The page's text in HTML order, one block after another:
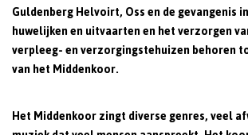
Guldenberg Helvoirt, Oss en de gevangenis
huwelijken en uitvaarten en het verzorgen
verpleeg- en verzorgingstehuizen behoren
van het Middenkoor.
Het Middenkoor zingt diverse genres, veel